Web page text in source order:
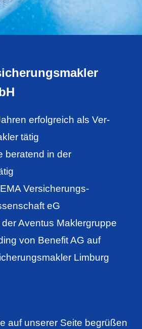
erfolgreich als Ver­
tätig
beratend in der
Versicherungs-
eG
Aventus Maklergruppe
von Benefit AG auf
Limburg
auf unserer Seite begrüßen